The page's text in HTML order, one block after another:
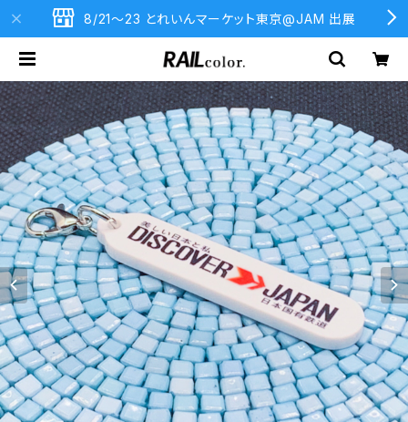
8/21〜23 とれいんマーケット東京@JAM 出展